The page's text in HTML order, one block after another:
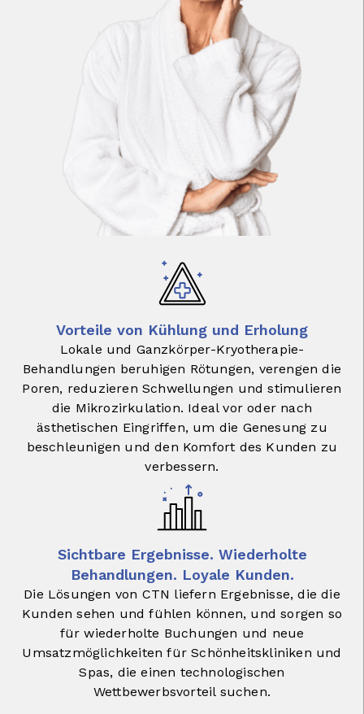
Vorteile von Kühlung und Erholung
Lokale und Ganzkörper-Kryotherapie-
Behandlungen beruhigen Rötungen, verengen die
Poren, reduzieren Schwellungen und stimulieren
die Mikrozirkulation. Ideal vor oder nach
ästhetischen Eingriffen, um die Genesung zu
beschleunigen und den Komfort des Kunden zu
verbessern.
Sichtbare Ergebnisse. Wiederholte
Behandlungen. Loyale Kunden.
Die Lösungen von CTN liefern Ergebnisse, die die
Kunden sehen und fühlen können, und sorgen so
für wiederholte Buchungen und neue
Umsatzmöglichkeiten für Schönheitskliniken und
Spas, die einen technologischen
Wettbewerbsvorteil suchen.